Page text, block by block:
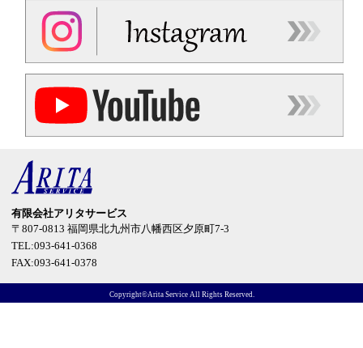
有限会社アリタサービス
〒807-0813福岡県北九州市八幡西区夕原町7-3
TEL:093-641-0368
FAX:093-641-0378
Copyright©Arita Service All Rights Reserved.